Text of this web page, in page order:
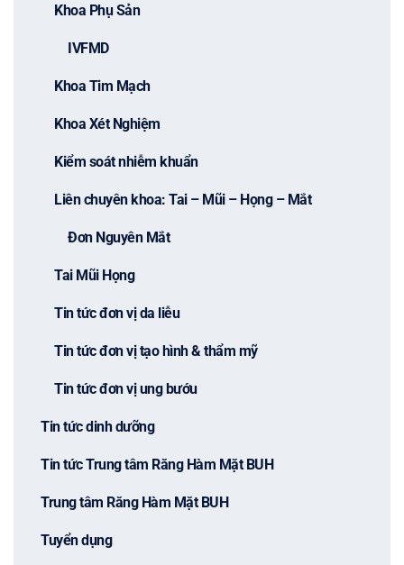
Khoa Phụ Sản
IVFMD
Khoa Tim Mạch
Khoa Xét Nghiệm
Kiểm soát nhiễm khuẩn
Liên chuyên khoa: Tai – Mũi – Họng – Mắt
Đơn Nguyên Mắt
Tai Mũi Họng
Tin tức đơn vị da liễu
Tin tức đơn vị tạo hình & thẩm mỹ
Tin tức đơn vị ung bướu
Tin tức dinh dưỡng
Tin tức Trung tâm Răng Hàm Mặt BUH
Trung tâm Răng Hàm Mặt BUH
Tuyển dụng